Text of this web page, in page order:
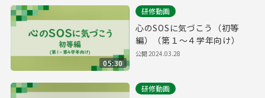
05:30
研修動画
心のSOSに気づこう（初等
編）（第１～４学年向け）
公開2024.03.28
研修動画